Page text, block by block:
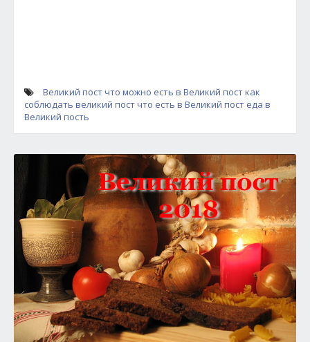
Великий постчто можно есть в Великий посткак
соблюдать великий постчто есть в Великий пост еда в
Великий пость